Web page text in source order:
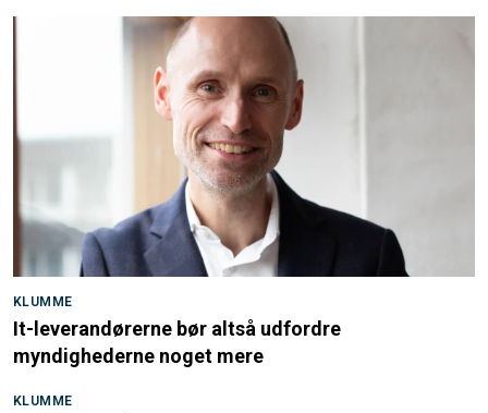
KLUMME
It-leverandørerne bør altså udfordre
myndighederne noget mere
KLUMME